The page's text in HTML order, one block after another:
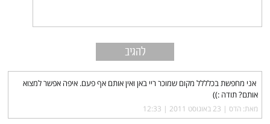
אני מחפשת בכלללל מקום שמוכר ריי באן ואין אותם אף פעם. איפה אפשר למצוא
אותם? תודה :))
מאת: הדס |‏ 23 באוגוסט 2011 | 12:33